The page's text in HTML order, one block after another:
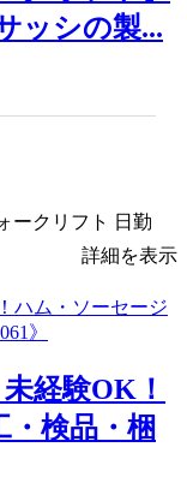
ッシの製...
ークリフト 日勤
詳細を表示
経験OK！
検品・梱